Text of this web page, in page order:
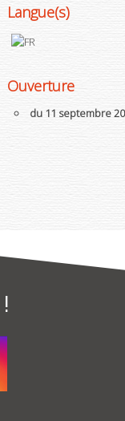
Langue(s)
Ouverture
du 11 septembre